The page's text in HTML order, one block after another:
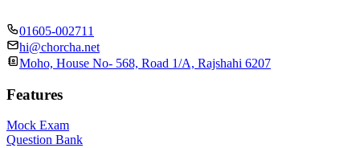
01605-002711
hi@chorcha.net
Moho, House No- 568, Road 1/A, Rajshahi 6207
Features
Mock Exam
Question Bank